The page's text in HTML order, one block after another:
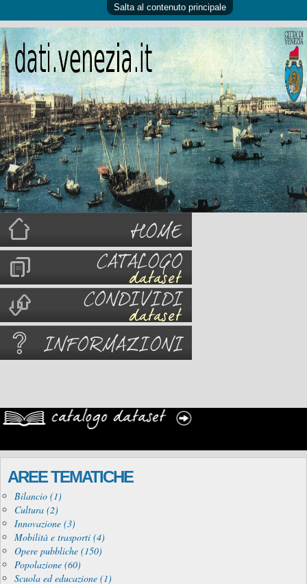
Salta al contenuto principale
AREE TEMATICHE
Bilancio (1)
Cultura (2)
Innovazione (3)
Mobilità e trasporti (4)
Opere pubbliche (150)
Popolazione (60)
Scuola ed educazione (1)